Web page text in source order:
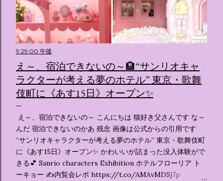
9:29:00 午後
え～、宿泊できないの～🏨“サンリオキャ
ラクターが考える夢のホテル” 東京・歌舞
伎町に《あす15日》オープン✨️
え～、宿泊できないの～ こんにちは 猫好き父さんです な～
んだ 宿泊できないのかあ 残念 画像は公式からの引用です
“サンリオキャラクターが考える夢のホテル” 東京・歌舞伎町
に《あす15日》オープン✨️ かわいいが詰まった没入体験がで
きる💕 Sanrio characters Exhibition ホテルフローリア ト
ーキョー ✍️内覧会レポ https://t.co/AMAvMDSj7p